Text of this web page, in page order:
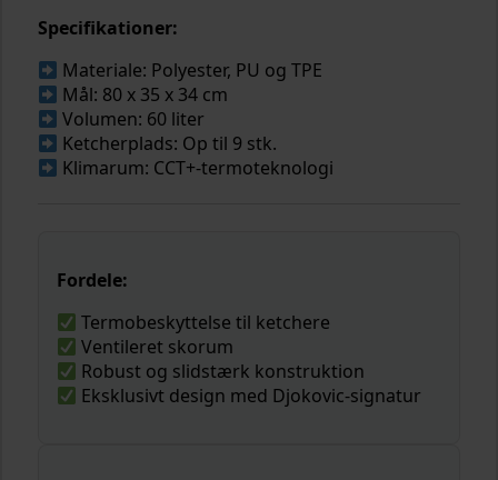
Specifikationer:
Materiale: Polyester, PU og TPE
Mål: 80 x 35 x 34 cm
Volumen: 60 liter
Ketcherplads: Op til 9 stk.
Klimarum: CCT+-termoteknologi
Fordele:
Termobeskyttelse til ketchere
Ventileret skorum
Robust og slidstærk konstruktion
Eksklusivt design med Djokovic-signatur